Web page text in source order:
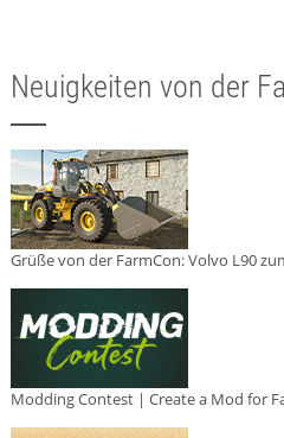
Neuigkeiten von der
Grüße von der FarmCon: Volvo L90
Modding Contest | Create a Mod for